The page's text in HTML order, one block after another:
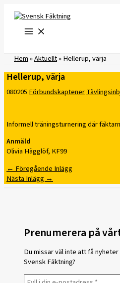
innehåll
Hem»Aktuellt»Hellerup, värja
Hellerup, värja
080205Förbundskaptener
Informell träningsturnering där
Anmäld
Olivia Hägglöf, KF99
← Föregående Inlägg
Nästa Inlägg →
Prenumerera på
Du missar väl inte att få
Svensk Fäktning?